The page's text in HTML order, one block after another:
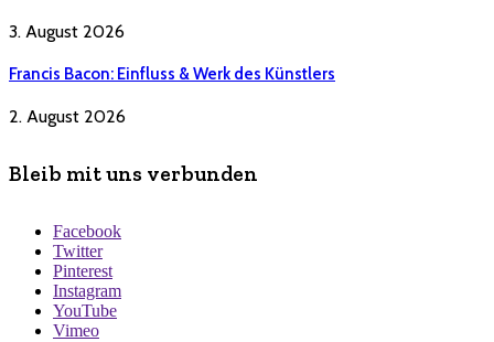
3. August 2026
Francis Bacon: Einfluss & Werk des Künstlers
2. August 2026
Bleib mit uns verbunden
Facebook
Twitter
Pinterest
Instagram
YouTube
Vimeo